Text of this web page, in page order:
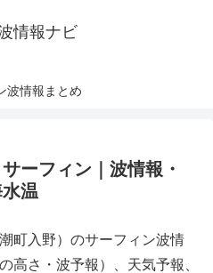
情報ナビ
波情報まとめ
ーフィン｜波情報・
温
町入野）のサーフィン波情
高さ・波予報）、天気予報、